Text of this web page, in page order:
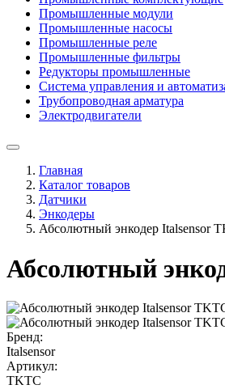
Промышленные модули
Промышленные насосы
Промышленные реле
Промышленные фильтры
Редукторы промышленные
Система управления и
Трубопроводная арматура
Электродвигатели
Главная
Каталог товаров
Датчики
Энкодеры
Абсолютный энкодер Italsensor
Абсолютный
Бренд:
Italsensor
Артикул:
TKTC